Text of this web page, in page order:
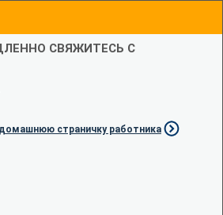
СВЯЖИТЕСЬ С
страничку работника